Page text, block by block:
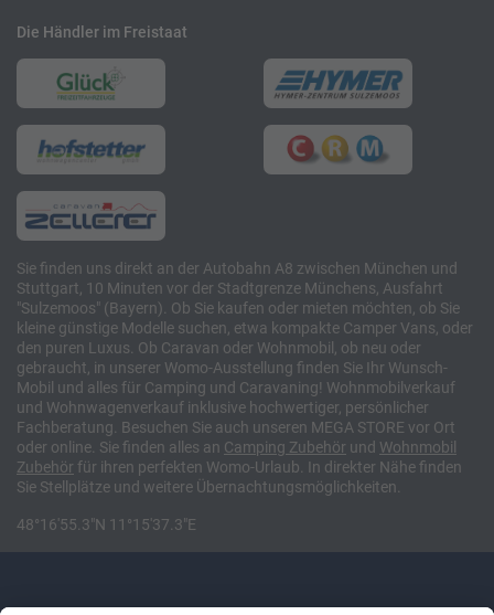
Die Händler im Freistaat
Sie finden uns direkt an der Autobahn A8 zwischen München und
Stuttgart, 10 Minuten vor der Stadtgrenze Münchens, Ausfahrt
"Sulzemoos" (Bayern). Ob Sie kaufen oder mieten möchten, ob Sie
kleine günstige Modelle suchen, etwa kompakte Camper Vans, oder
den puren Luxus. Ob Caravan oder Wohnmobil, ob neu oder
gebraucht, in unserer Womo-Ausstellung finden Sie Ihr Wunsch-
Mobil und alles für Camping und Caravaning! Wohnmobilverkauf
und Wohnwagenverkauf inklusive hochwertiger, persönlicher
Fachberatung. Besuchen Sie auch unseren MEGA STORE vor Ort
oder online. Sie finden alles an Camping Zubehör und Wohnmobil
Zubehör für ihren perfekten Womo-Urlaub. In direkter Nähe finden
Sie Stellplätze und weitere Übernachtungsmöglichkeiten.
48°16'55.3"N 11°15'37.3"E